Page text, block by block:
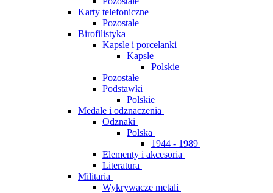
Karty telefoniczne
Pozostałe
Birofilistyka
Kapsle i porcelanki
Kapsle
Polskie
Pozostałe
Podstawki
Polskie
Medale i odznaczenia
Odznaki
Polska
1944 - 1989
Elementy i akcesoria
Literatura
Militaria
Wykrywacze metali